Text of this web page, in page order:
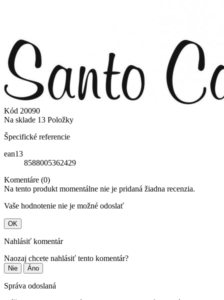
Kód 20090
Na sklade 13 Položky
Špecifické referencie
ean13
8588005362429
Komentáre (0)
Na tento produkt momentálne nie je pridaná žiadna recenzia.
Vaše hodnotenie nie je možné odoslať
OK
Nahlásiť komentár
Naozaj chcete nahlásiť tento komentár?
Nie Áno
Správa odoslaná